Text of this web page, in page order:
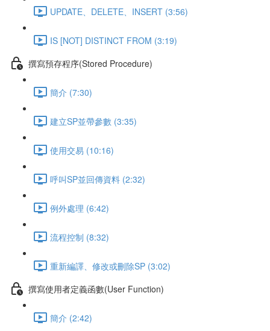
UPDATE、DELETE、INSERT (3:56)
IS [NOT] DISTINCT FROM (3:19)
撰寫預存程序(Stored Procedure)
簡介 (7:30)
建立SP並帶參數 (3:35)
使用交易 (10:16)
呼叫SP並回傳資料 (2:32)
例外處理 (6:42)
流程控制 (8:32)
重新編譯、修改或刪除SP (3:02)
撰寫使用者定義函數(User Function)
簡介 (2:42)